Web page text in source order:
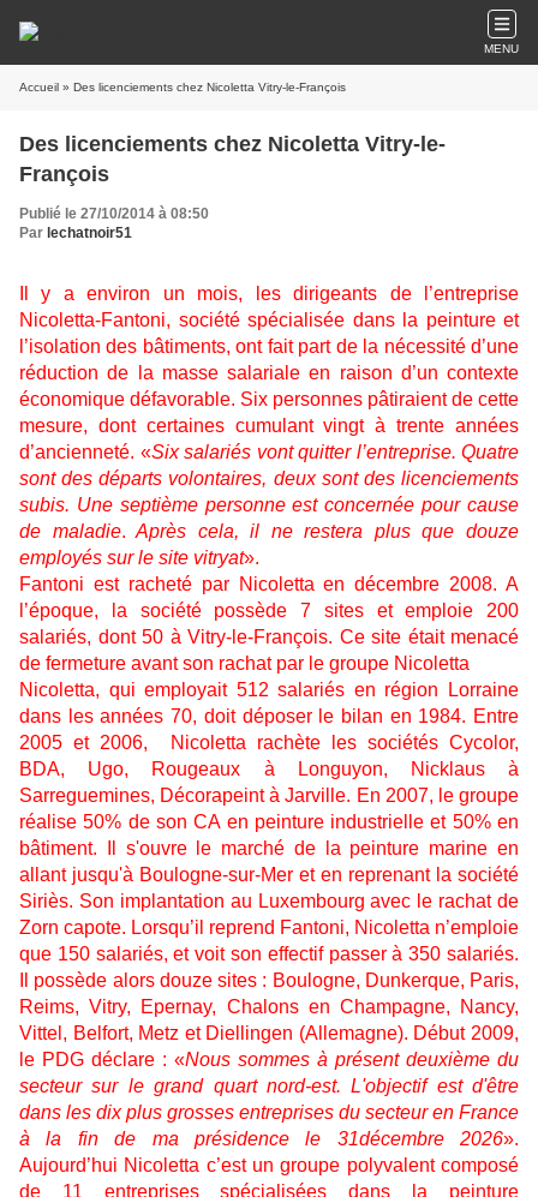
MENU
Accueil » Des licenciements chez Nicoletta Vitry-le-François
Des licenciements chez Nicoletta Vitry-le-
François
Publié le 27/10/2014 à 08:50
Par lechatnoir51
l y a environ un mois, les dirigeants de l’entreprise
Nicoletta-Fantoni, société spécialisée dans la peinture et
l’isolation des bâtiments, ont fait part de la nécessité d’une
réduction de la masse salariale en raison d’un contexte
économique défavorable. Six personnes pâtiraient de cette
mesure, dont certaines cumulant vingt à trente années
d’ancienneté. «Six salariés vont quitter l’entreprise. Quatre
sont des départs volontaires, deux sont des licenciements
subis. Une septième personne est concernée pour cause
de maladie. Après cela, il ne restera plus que douze
employés sur le site vitryat».
Fantoni est racheté par Nicoletta en décembre 2008. A
l’époque, la société possède 7 sites et emploie 200
salariés, dont 50 à Vitry-le-François. Ce site était menacé
de fermeture avant son rachat par le groupe Nicoletta
Nicoletta, qui employait 512 salariés en région Lorraine
dans les années 70, doit déposer le bilan en 1984. Entre
2005 et 2006, Nicoletta rachète les sociétés Cycolor,
BDA, Ugo, Rougeaux à Longuyon, Nicklaus à
Sarreguemines, Décorapeint à Jarville. En 2007, le groupe
réalise 50% de son CA en peinture industrielle et 50% en
bâtiment. Il s'ouvre le marché de la peinture marine en
allant jusqu'à Boulogne-sur-Mer et en reprenant la société
Siriès. Son implantation au Luxembourg avec le rachat de
Zorn capote. Lorsqu’il reprend Fantoni, Nicoletta n’emploie
que 150 salariés, et voit son effectif passer à 350 salariés.
Il possède alors douze sites : Boulogne, Dunkerque, Paris,
Reims, Vitry, Epernay, Chalons en Champagne, Nancy,
Vittel, Belfort, Metz et Diellingen (Allemagne). Début 2009,
le PDG déclare : «Nous sommes à présent deuxième du
secteur sur le grand quart nord-est. L'objectif est d'être
dans les dix plus grosses entreprises du secteur en France
à la fin de ma présidence le 31décembre 2026».
Aujourd’hui Nicoletta c’est un groupe polyvalent composé
de 11 entreprises spécialisées dans la peinture